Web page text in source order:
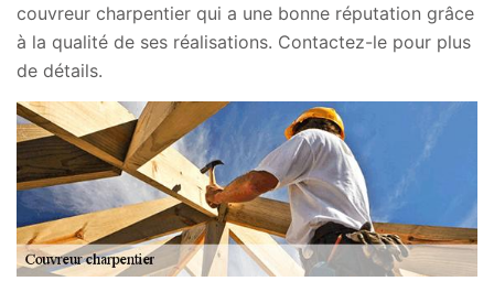
couvreur charpentier qui a une bonne réputation grâce
à la qualité de ses réalisations. Contactez-le pour plus
de détails.